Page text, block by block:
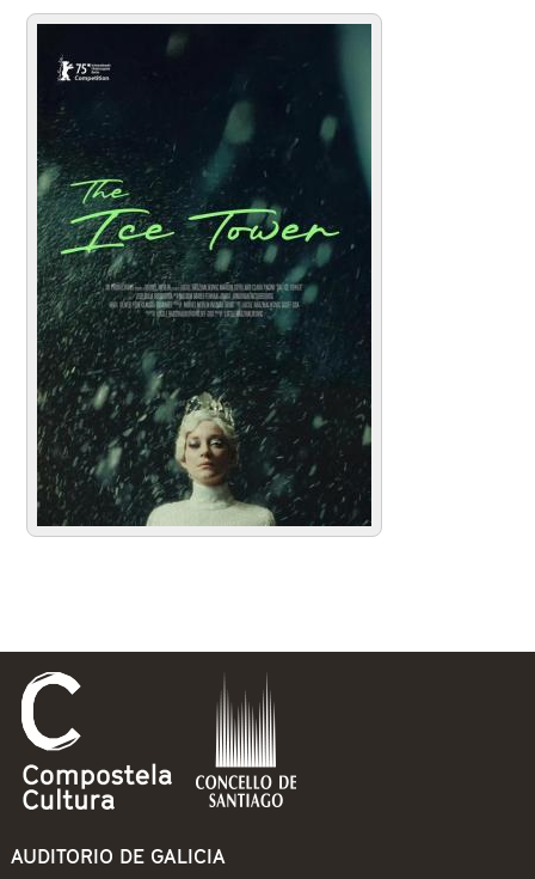
AUDITORIO DE GALICIA